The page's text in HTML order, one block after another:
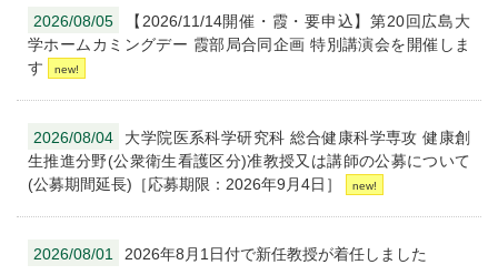
2026/08/05
【2026/11/14開催・霞・要申込】第20回広島大
学ホームカミングデー 霞部局合同企画 特別講演会を開催しま
す
2026/08/04
大学院医系科学研究科 総合健康科学専攻 健康創
生推進分野(公衆衛生看護区分)准教授又は講師の公募について
(公募期間延長)［応募期限：2026年9月4日］
2026/08/01 2026年8月1日付で新任教授が着任しました